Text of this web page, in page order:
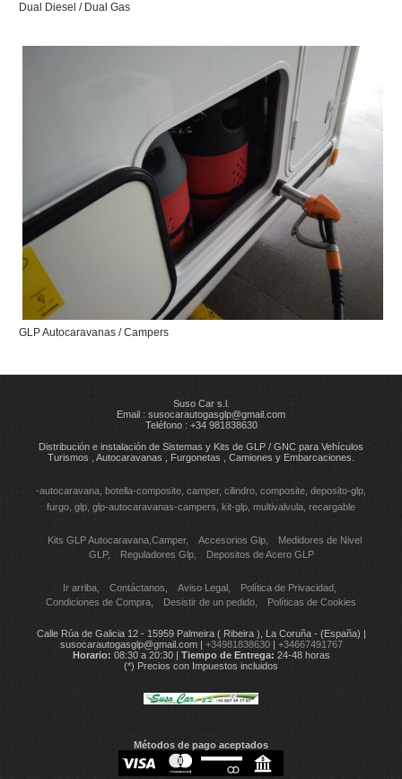
Dual Diesel / Dual Gas
GLP Autocaravanas / Campers
Suso Car s.l.
Email : susocarautogasglp@gmail.com
Teléfono : +34 981838630
Distribución e instalación de Sistemas y Kits de GLP / GNC para Vehículos
Turismos , Autocaravanas , Furgonetas , Camiones y Embarcaciones.
-autocaravana botella-composite camper cilindro composite deposito-glp
furgo glp glp-autocaravanas-campers kit-glp multivalvula recargable
Kits GLP Autocaravana,Camper Accesorios Glp
Medidores de Nivel
GLP
Reguladores Glp Depositos de Acero GLP
Ir arriba Contáctanos Aviso Legal
Política de Privacidad
Condiciones de Compra
Desistir de un pedido Políticas de Cookies
Calle Rúa de Galicia 12 - 15959 Palmeira ( Ribeira ), La Coruña - (España) |
susocarautogasglp@gmail.com | +34981838630| +34667491767
Horario: 08:30 a 20:30 | Tiempo de Entrega: 24-48 horas
(*) Precios con Impuestos incluidos
Métodos de pago aceptados